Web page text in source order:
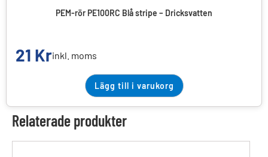
PEM-rör PE100RC Blå stripe – Dricksvatten
21 Krinkl. moms
Lägg till i varukorg
Relaterade produkter